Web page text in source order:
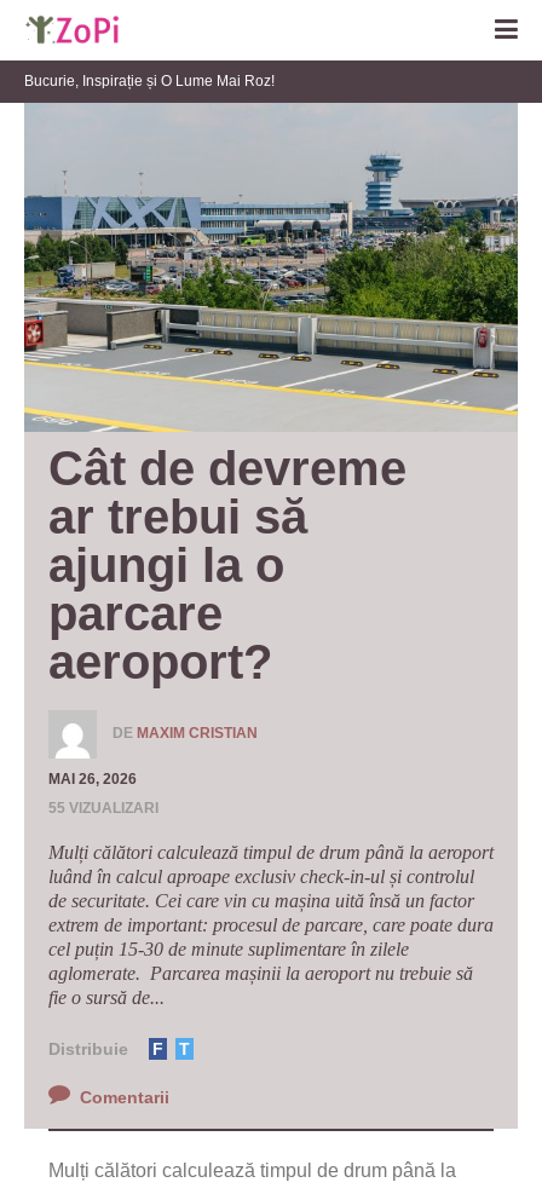
Bucurie, Inspirație și O Lume Mai Roz!
Cât de devreme
ar trebui să
ajungi la o
parcare
aeroport?
DE MAXIM CRISTIAN
MAI 26, 2026
55 VIZUALIZARI
Mulți călători calculează timpul de drum până la aeroport
luând în calcul aproape exclusiv check-in-ul și controlul
de securitate. Cei care vin cu mașina uită însă un factor
extrem de important: procesul de parcare, care poate dura
cel puțin 15-30 de minute suplimentare în zilele
aglomerate. Parcarea mașinii la aeroport nu trebuie să
fie o sursă de...
Distribuie F T
Comentarii
Mulți călători calculează timpul de drum până la